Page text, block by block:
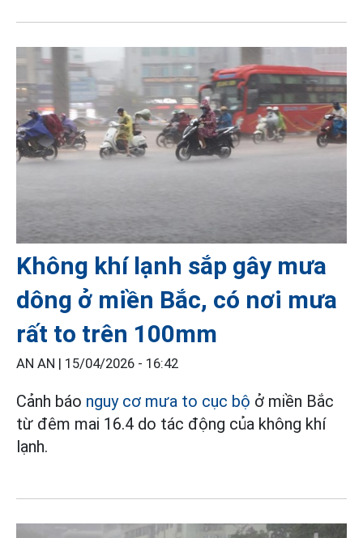
Không khí lạnh sắp gây mưa
dông ở miền Bắc, có nơi mưa
rất to trên 100mm
AN AN | 15/04/2026 - 16:42
Cảnh báo nguy cơ mưa to cục bộ ở miền Bắc
từ đêm mai 16.4 do tác động của không khí
lạnh.